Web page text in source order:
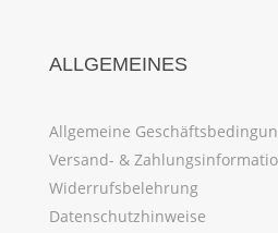
ALLGEMEINES
Allgemeine
Versand- &
Widerrufsbelehrung
Datenschutzhinweise